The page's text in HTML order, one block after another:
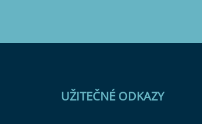
UŽITEČNÉ ODKAZY